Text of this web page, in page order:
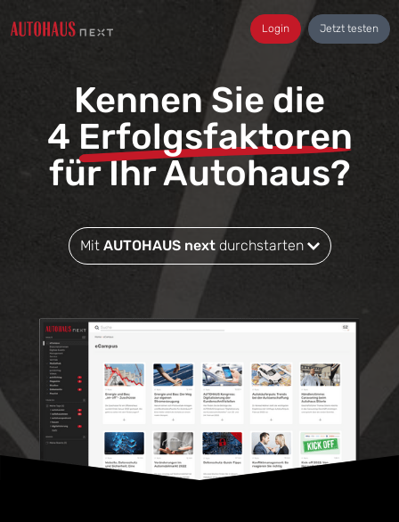
Login Jetzt testen
Kennen Sie die
4 Erfolgsfaktoren
für Ihr Autohaus?
Mit AUTOHAUS nextdurchstarten